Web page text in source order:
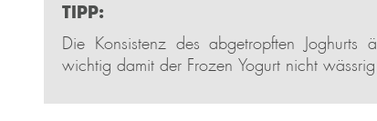
TIPP:
Die Konsistenz des abgetropften
wichtig damit der Frozen Yogurt nicht